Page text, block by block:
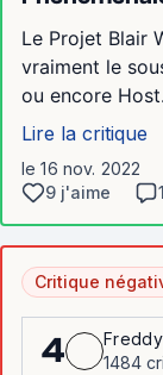
Le Projet Blair
vraiment le
ou encore
Lire la critique
le 16 nov. 2022
9 j'aime
1
Critique
4
1484